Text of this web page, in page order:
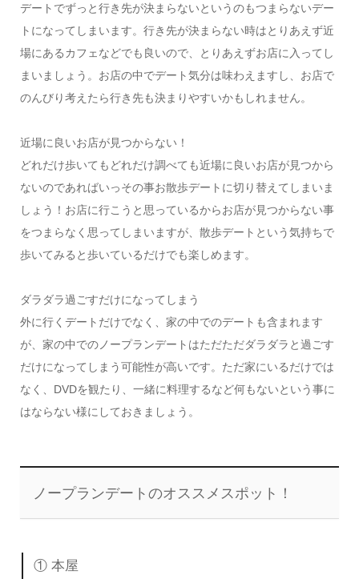
デートでずっと行き先が決まらないというのもつまらないデー
トになってしまいます。行き先が決まらない時はとりあえず近
場にあるカフェなどでも良いので、とりあえずお店に入ってし
まいましょう。お店の中でデート気分は味わえますし、お店で
のんびり考えたら行き先も決まりやすいかもしれません。
近場に良いお店が見つからない！
どれだけ歩いてもどれだけ調べても近場に良いお店が見つから
ないのであればいっその事お散歩デートに切り替えてしまいま
しょう！お店に行こうと思っているからお店が見つからない事
をつまらなく思ってしまいますが、散歩デートという気持ちで
歩いてみると歩いているだけでも楽しめます。
ダラダラ過ごすだけになってしまう
外に行くデートだけでなく、家の中でのデートも含まれます
が、家の中でのノープランデートはただただダラダラと過ごす
だけになってしまう可能性が高いです。ただ家にいるだけでは
なく、DVDを観たり、一緒に料理するなど何もないという事に
はならない様にしておきましょう。
ノープランデートのオススメスポット！
① 本屋